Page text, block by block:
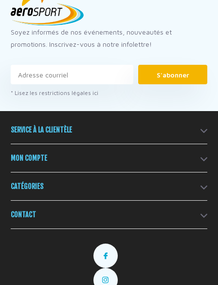
Soyez informés de nos événements, nouveautés et
promotions. Inscrivez-vous à notre infolettre!
S'abonner
* Lisez les restrictions légales ici
SERVICE À LA CLIENTÈLE
MON COMPTE
CATÉGORIES
CONTACT